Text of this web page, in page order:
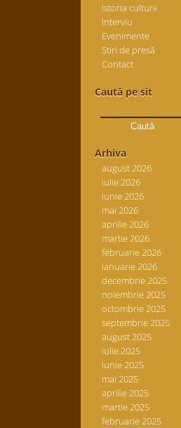
Istoria culturii
Interviu
Evenimente
Știri de presă
Contact
Caută pe sit
după:
Arhiva
august 2026
iulie 2026
iunie 2026
mai 2026
aprilie 2026
martie 2026
februarie 2026
ianuarie 2026
decembrie 2025
noiembrie 2025
octombrie 2025
septembrie 2025
august 2025
iulie 2025
iunie 2025
mai 2025
aprilie 2025
martie 2025
februarie 2025